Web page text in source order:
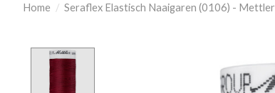
Home / Seraflex Elastisch Naaigaren (0106) - Mettler